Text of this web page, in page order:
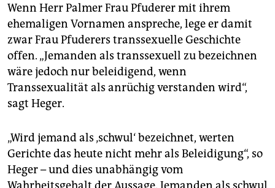
Wenn Herr Palmer Frau Pfuderer mit ihrem
ehemaligen Vornamen anspreche, lege er damit
zwar Frau Pfuderers transsexuelle Geschichte
offen. „Jemanden als transsexuell zu bezeichnen
wäre jedoch nur beleidigend, wenn
Transsexualität als anrüchig verstanden wird“,
sagt Heger.
„Wird jemand als ‚schwul‘ bezeichnet, werten
Gerichte das heute nicht mehr als Beleidigung“, so
Heger – und dies unabhängig vom